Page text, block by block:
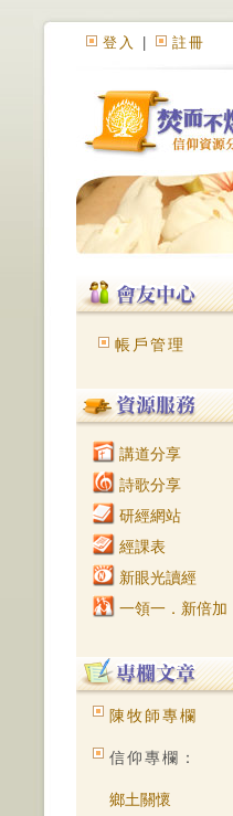
登入 註冊
帳戶管理
講道分享
詩歌分享
研經網站
經課表
新眼光讀經
一領一．新倍加
陳牧師專欄
信仰專欄：
鄉土關懷